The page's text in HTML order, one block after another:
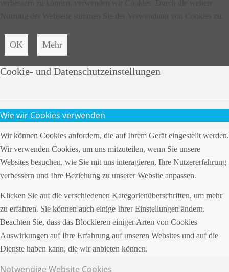
OK Mehr
Cookie- und Datenschutzeinstellungen
Wie wir Cookies verwenden
Wir können Cookies anfordern, die auf Ihrem Gerät eingestellt werden.
Wir verwenden Cookies, um uns mitzuteilen, wenn Sie unsere
Websites besuchen, wie Sie mit uns interagieren, Ihre Nutzererfahrung
verbessern und Ihre Beziehung zu unserer Website anpassen.
Klicken Sie auf die verschiedenen Kategorienüberschriften, um mehr
zu erfahren. Sie können auch einige Ihrer Einstellungen ändern.
Beachten Sie, dass das Blockieren einiger Arten von Cookies
Auswirkungen auf Ihre Erfahrung auf unseren Websites und auf die
Dienste haben kann, die wir anbieten können.
Notwendige Website Cookies